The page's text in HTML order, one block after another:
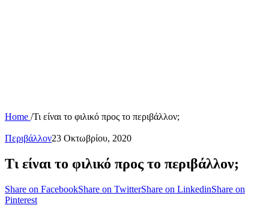
Home /Τι είναι το φιλικό προς το περιβάλλον;
Περιβάλλον23 Οκτωβρίου, 2020
Τι είναι το φιλικό προς το περιβάλλον;
Share on FacebookShare on TwitterShare on LinkedinShare on
Pinterest